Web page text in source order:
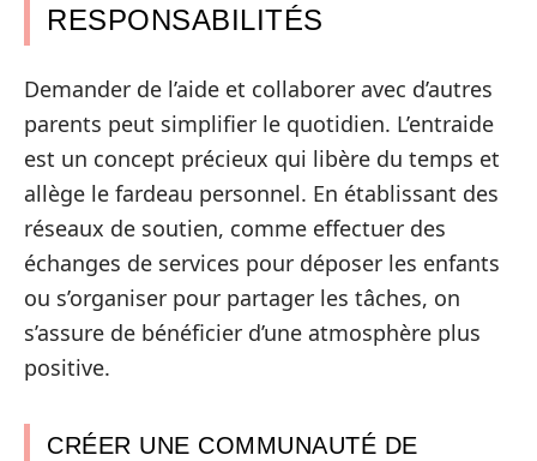
RESPONSABILITÉS
Demander de l’aide et collaborer avec d’autres
parents peut simplifier le quotidien. L’entraide
est un concept précieux qui libère du temps et
allège le fardeau personnel. En établissant des
réseaux de soutien, comme effectuer des
échanges de services pour déposer les enfants
ou s’organiser pour partager les tâches, on
s’assure de bénéficier d’une atmosphère plus
positive.
CRÉER UNE COMMUNAUTÉ DE